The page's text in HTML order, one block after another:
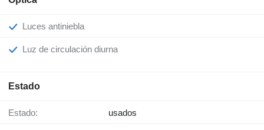
Luces antiniebla
Luz de circulación diurna
Estado
Estado: usados